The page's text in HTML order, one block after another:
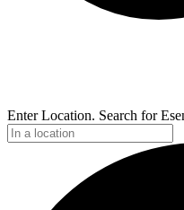
Enter Location. Search for